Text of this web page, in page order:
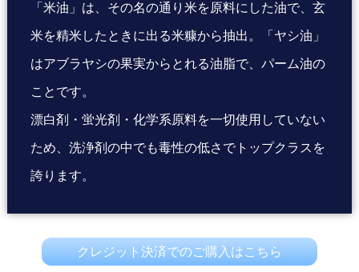
「米油」は、その名の通り米を原料にした油で、玄
米を精米したときに出る米糠から抽出。「ヤシ油」
はアブラヤシの果実からとれる油脂で、パーム油の
ことです。
漂白剤・蛍光剤・化学系原料を一切使用していない
ため、洗浄剤の中でも毒性の低さでトップクラスを
誇ります。
クレジット決済でのご購入はこちら